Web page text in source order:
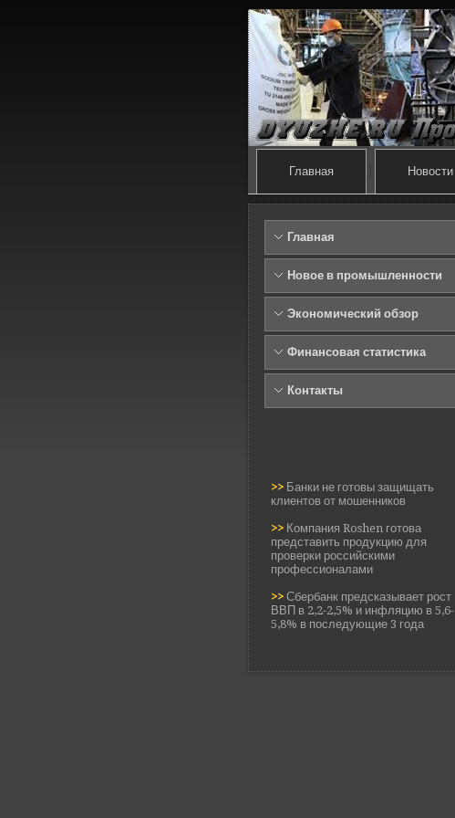
Главная Новости
Главная
Новое в промышленности
Экономический обзор
Финансовая статистика
Контакты
>> Банки не готовы защищать
клиентов от мошенников
>> Компания Roshen готова
представить продукцию для
проверки российскими
профессионалами
>> Сбербанк предсказывает рост
ВВП в 2,2-2,5% и инфляцию в 5,6-
5,8% в последующие 3 года